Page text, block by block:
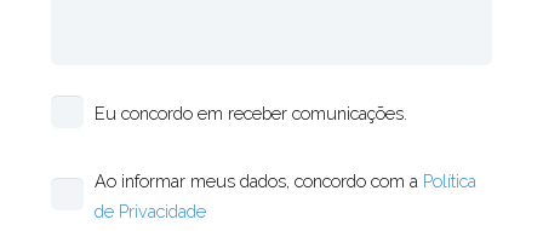
Eu concordo em receber comunicações.
Ao informar meus dados, concordo com a Política
de Privacidade